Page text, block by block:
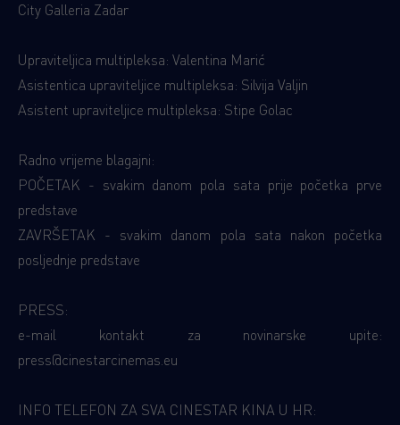
City Galleria Zadar
Upraviteljica multipleksa: Valentina Marić
Asistentica upraviteljice multipleksa: Silvija Valjin
Asistent upraviteljice multipleksa: Stipe Golac
Radno vrijeme blagajni:
POČETAK - svakim danom pola sata prije početka prve
predstave
ZAVRŠETAK - svakim danom pola sata nakon početka
posljednje predstave
PRESS:
e-mail kontakt za novinarske upite:
press@cinestarcinemas.eu
INFO TELEFON ZA SVA CINESTAR KINA U HR: